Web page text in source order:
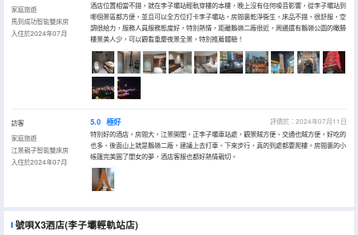
家庭旅遊
馬到成功智能雙床房
入住於2024年07月
酒店位置相當不錯，就在李子壩站輕軌穿樓的本樓，晚上沒有任何噪音影響，從李子壩站到
哪個景區都方便，並且可以全方位打卡李子壩站，房間裏乾淨衞生，床品不錯，很舒服，空
調很給力，服務人員服務態度好，特別熱情，距離鵝嶺二廠很近，周邊還有鵝嶺公園的瞰勝
樓景美人少，可以觀看重慶夜景全景，特別推薦體驗！
訪客
家庭旅遊
江景親子智能雙床房
入住於2024年07月
5.0 極好
評價於：2024年07月11日
特別好的酒店，房間大，江景開闊，正李子壩車站處，觀景賊方便、交通也賊方便，好吃的
也多、後面山上就是鵝嶺二廠，建議上去打車、下來步行，真的到處都要爬樓。房間裏的小
帳篷完美圓了閨女的夢，酒店客服也都好熱情親切。
號唄X3酒店(李子壩輕軌站店)